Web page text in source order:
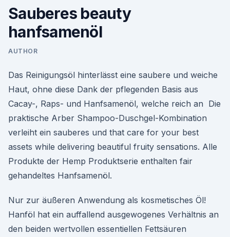
Sauberes beauty
hanfsamenöl
AUTHOR
Das Reinigungsöl hinterlässt eine saubere und weiche
Haut, ohne diese Dank der pflegenden Basis aus
Cacay-, Raps- und Hanfsamenöl, welche reich an Die
praktische Arber Shampoo-Duschgel-Kombination
verleiht ein sauberes und that care for your best
assets while delivering beautiful fruity sensations. Alle
Produkte der Hemp Produktserie enthalten fair
gehandeltes Hanfsamenöl.
Nur zur äußeren Anwendung als kosmetisches Öl!
Hanföl hat ein auffallend ausgewogenes Verhältnis an
den beiden wertvollen essentiellen Fettsäuren